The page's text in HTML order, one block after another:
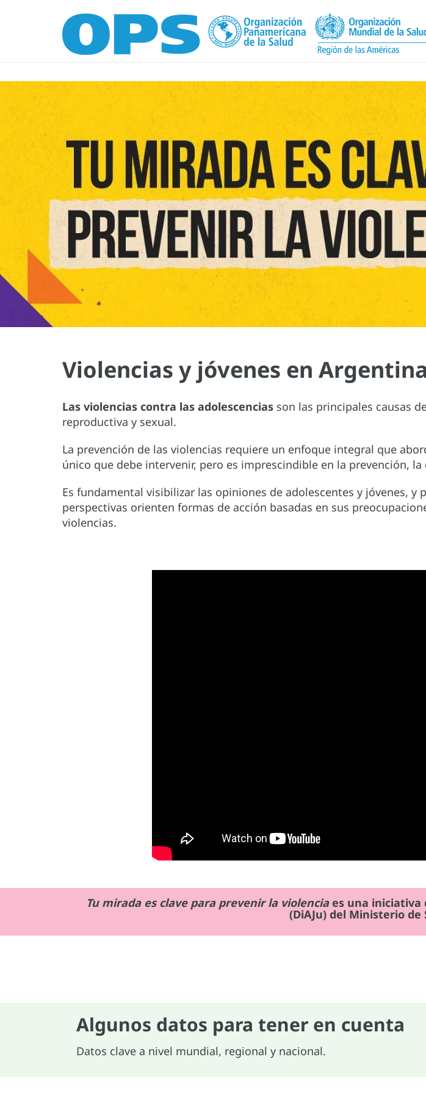
Violencias y jóvenes en Argentina
Las violencias contra las adolescencias son las principales causas
reproductiva y sexual.
La prevención de las violencias requiere un enfoque integral que
único que debe intervenir, pero es imprescindible en la prevención,
Es fundamental visibilizar las opiniones de adolescentes y jóvenes,
perspectivas orienten formas de acción basadas en sus
violencias.
Tu mirada es clave para prevenir la violenciaes una iniciativa
(DiAJu) del Ministerio de
Algunos datos para tener en cuenta
Datos clave a nivel mundial, regional y nacional.